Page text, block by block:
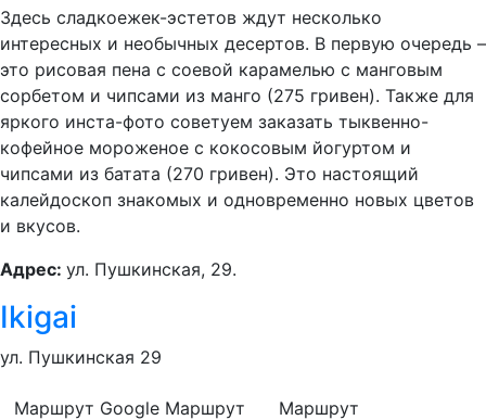
Здесь сладкоежек-эстетов ждут несколько
интересных и необычных десертов. В первую очередь –
это рисовая пена с соевой карамелью с манговым
сорбетом и чипсами из манго (275 гривен). Также для
яркого инста-фото советуем заказать тыквенно-
кофейное мороженое с кокосовым йогуртом и
чипсами из батата (270 гривен). Это настоящий
калейдоскоп знакомых и одновременно новых цветов
и вкусов.
Адрес: ул. Пушкинская, 29.
Ikigai
ул. Пушкинская 29
Маршрут Google Маршрут
Маршрут